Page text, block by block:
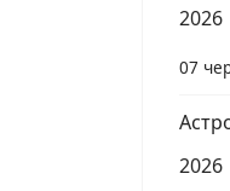
2026
07
2026